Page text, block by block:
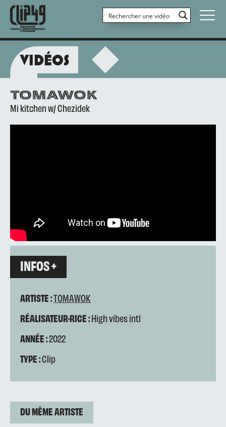
VIDÉOS
TOMAWOK
Mi kitchen w/ Chezidek
INFOS +
ARTISTE :TOMAWOK
RÉALISATEUR·RICE :High vibes intl
ANNÉE :2022
TYPE :Clip
DU MÊME ARTISTE